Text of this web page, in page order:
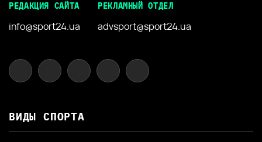
РЕДАКЦИЯ САЙТА
info@sport24.ua
РЕКЛАМНЫЙ ОТДЕЛ
advsport@sport24.ua
ВИДЫ СПОРТА